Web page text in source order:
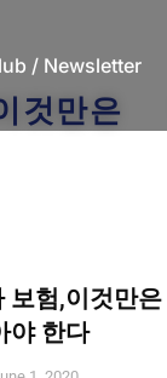
/ Newsletter
것만
보험,이것만
야 한다